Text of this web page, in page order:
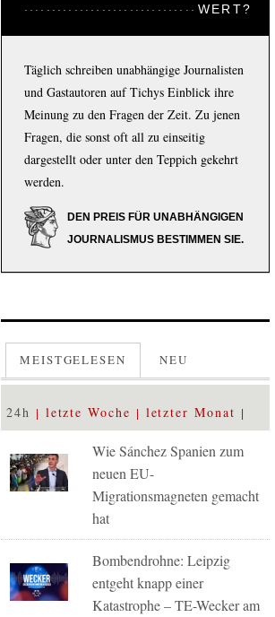
WERT?
Täglich schreiben unabhängige Journalisten
und Gastautoren auf Tichys Einblick ihre
Meinung zu den Fragen der Zeit. Zu jenen
Fragen, die sonst oft all zu einseitig
dargestellt oder unter den Teppich gekehrt
werden.
DEN PREIS FÜR UNABHÄNGIGEN
JOURNALISMUS BESTIMMEN SIE.
MEISTGELESEN NEU
24h letzte Woche letzter Monat
Wie Sánchez Spanien zum
neuen EU-
Migrationsmagneten gemacht
hat
Bombendrohne: Leipzig
entgeht knapp einer
Katastrophe – TE-Wecker am